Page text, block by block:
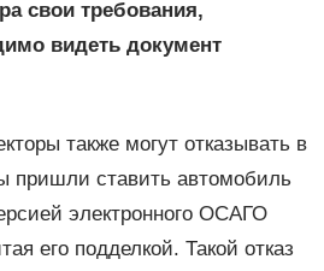
свои требования,
видеть документ
также могут отказывать в
пришли ставить автомобиль
электронного ОСАГО
его подделкой. Такой отказ